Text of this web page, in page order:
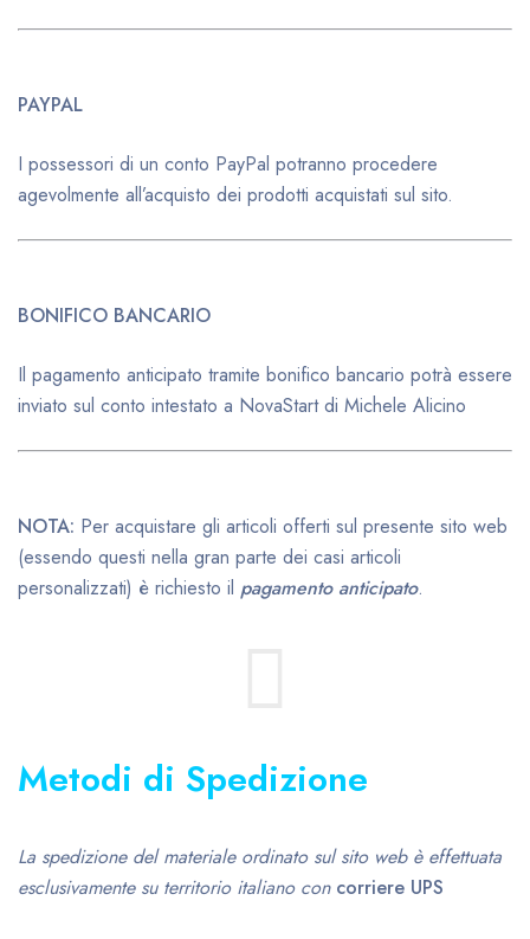
PAYPAL
I possessori di un conto PayPal potranno procedere
agevolmente all’acquisto dei prodotti acquistati sul sito.
BONIFICO BANCARIO
Il pagamento anticipato tramite bonifico bancario potrà essere
inviato sul conto intestato a NovaStart di Michele Alicino
NOTA: Per acquistare gli articoli offerti sul presente sito web
(essendo questi nella gran parte dei casi articoli
personalizzati) è richiesto il pagamento anticipato.
Metodi di Spedizione
La spedizione del materiale ordinato sul sito web è effettuata
esclusivamente su territorio italiano con corriere UPS